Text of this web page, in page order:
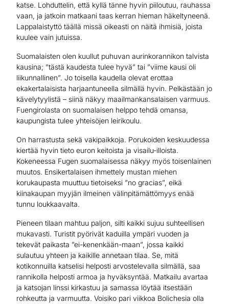
katse. Lohduttelin, että kyllä tänne hyvin piiloutuu, rauhassa
vaan, ja jatkoin matkaani taas kerran hieman häkeltyneenä.
Lappalaistyttö täällä missä oikeasti on näitä ihmisiä, joista
kuulee vain jutuissa.
Suomalaisten olen kuullut puhuvan aurinkorannikon talvista
kausina; ”tästä kaudesta tulee hyvä” tai ”viime kausi oli
liikunnallinen”. Jo toisella kaudella olevat erottaa
ekakertalaisista harjaantuneella silmällä hyvin. Pelkästään jo
kävelytyylistä – siinä näkyy maailmankansalaisen varmuus.
Fuengirolasta on suomalaisen helppo tehdä omansa,
kaupungista tulee yhteisöjen leirikoulu.
On harrastusta sekä vakipaikkoja. Porukoiden keskuudessa
kiertää hyvin tieto euron keitoista ja visailu-illoista.
Kokeneessa Fugen suomalaisessa näkyy myös toisenlainen
muutos. Ensikertalaisen ihmettely mustan miehen
korukaupasta muuttuu tietoiseksi ”no gracias”, eikä
kiinakaupan myyjän ilmeinen välinpitämättömyys enää
tunnu loukkaavalta.
Pieneen tilaan mahtuu paljon, silti kaikki sujuu suhteellisen
mukavasti. Turistit pyörivät kaduilla ympäri vuoden ja
tekevät paikasta ”ei-kenenkään-maan”, jossa kaikki
sulautuu yhteen ja kaikille annetaan tilaa. Se, mitä
kotikonnuilla katselisi helposti arvostelevalla silmällä, saa
rannikolla helposti armoa ja hyväksyntää. Matkailu avartaa
ja katsojan linssi kirkastuu ja samassa löytää itsestään
rohkeutta ja varmuutta. Voisiko pari viikkoa Bolichesia olla